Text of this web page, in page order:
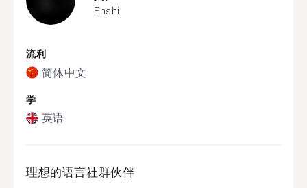
Enshi
流利
简体中文
学
英语
理想的语言社群伙伴